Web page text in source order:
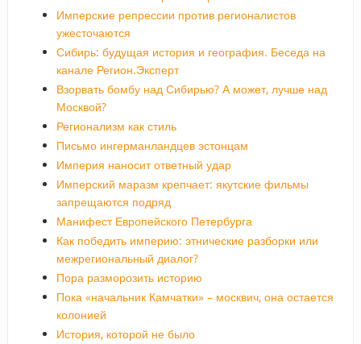
Имперские репрессии против регионалистов
ужесточаются
Сибирь: будущая история и география. Беседа на
канале Регион.Эксперт
Взорвать бомбу над Сибирью? А может, лучше над
Москвой?
Регионализм как стиль
Письмо ингерманландцев эстонцам
Империя наносит ответный удар
Имперский маразм крепчает: якутские фильмы
запрещаются подряд
Манифест Европейского Петербурга
Как победить империю: этнические разборки или
межрегиональный диалог?
Пора разморозить историю
Пока «начальник Камчатки» – москвич, она остается
колонией
История, которой не было